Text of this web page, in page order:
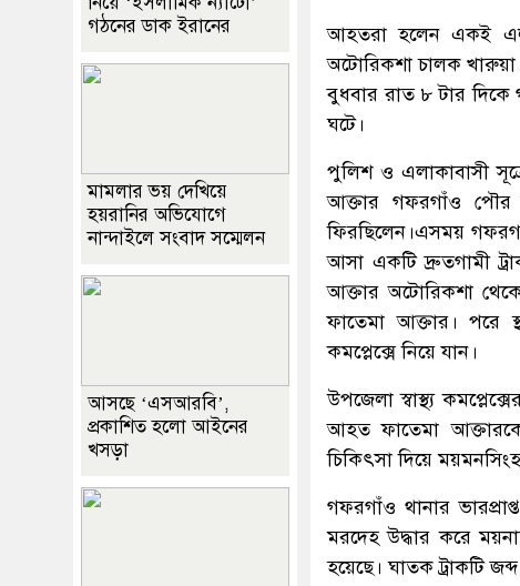
আহতরা হলেন একই
অটোরিকশা চালক
বুধবার রাত ৮ টার
ঘটে।
পুলিশ ও এলাকাবাসী
আক্তার গফরগাঁও পৌর
ফিরছিলেন।এসময়
আসা একটি দ্রুতগামী
আক্তার অটোরিকশা
ফাতেমা আক্তার। পরে
কমপ্লেক্সে নিয়ে যান।
উপজেলা স্বাস্থ্য
আহত ফাতেমা
চিকিৎসা দিয়ে
গফরগাঁও থানার
মরদেহ উদ্ধার করে
হয়েছে। ঘাতক ট্রাকটি
গঠনের ডাক ইরানের
মামলার ভয় দেখিয়ে
হয়রানির অভিযোগে
নান্দাইলে সংবাদ সম্মেলন
আসছে ‘এসআরবি’,
প্রকাশিত হলো আইনের
খসড়া